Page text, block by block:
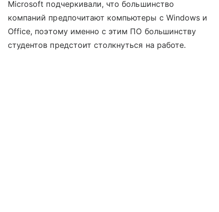
Microsoft подчеркивали, что большинство
компаний предпочитают компьютеры с Windows и
Office, поэтому именно с этим ПО большинству
студентов предстоит столкнуться на работе.